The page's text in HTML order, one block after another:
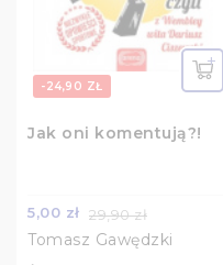
-24,90 ZŁ
Jak oni komentują?!
5,00 zł 29,90 zł
Tomasz Gawędzki